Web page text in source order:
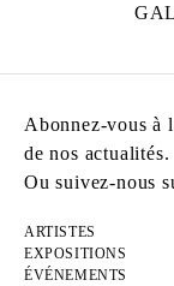
Abonnez-vous à
de nos actualités.
Ou suivez-nous
ARTISTES
EXPOSITIONS
ÉVÉNEMENTS